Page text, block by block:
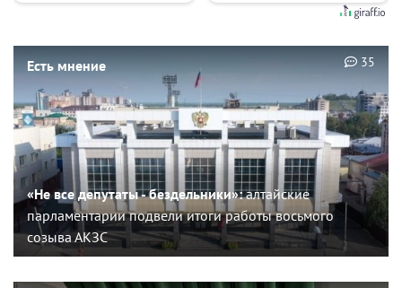
Есть мнение
«Не все депутаты - бездельники»:алтайские
парламентарии подвели итоги работы восьмого
созыва АКЗС
35